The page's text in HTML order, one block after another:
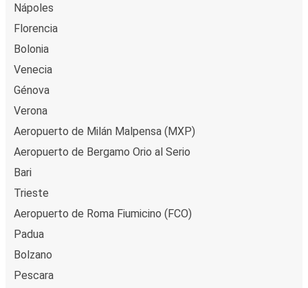
Nápoles
Florencia
Bolonia
Venecia
Génova
Verona
Aeropuerto de Milán Malpensa (MXP)
Aeropuerto de Bergamo Orio al Serio
Bari
Trieste
Aeropuerto de Roma Fiumicino (FCO)
Padua
Bolzano
Pescara